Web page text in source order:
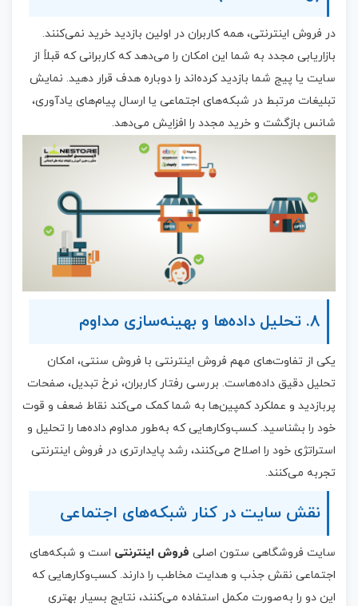
در فروش اینترنتی، همه کاربران در اولین بازدید خرید نمی‌کنند.
بازاریابی مجدد به شما این امکان را می‌دهد که کاربرانی که قبلاً از
سایت یا پیج شما بازدید کرده‌اند را دوباره هدف قرار دهید. نمایش
تبلیغات مرتبط در شبکه‌های اجتماعی یا ارسال پیام‌های یادآوری،
شانس بازگشت و خرید مجدد را افزایش می‌دهد.
8. تحلیل داده‌ها و بهینه‌سازی مداوم
یکی از تفاوت‌های مهم فروش اینترنتی با فروش سنتی، امکان
تحلیل دقیق داده‌هاست. بررسی رفتار کاربران، نرخ تبدیل، صفحات
پربازدید و عملکرد کمپین‌ها به شما کمک می‌کند نقاط ضعف و قوت
خود را بشناسید. کسب‌وکارهایی که به‌طور مداوم داده‌ها را تحلیل و
استراتژی خود را اصلاح می‌کنند، رشد پایدار‌تری در فروش اینترنتی
تجربه می‌کنند.
نقش سایت در کنار شبکه‌های اجتماعی
سایت فروشگاهی ستون اصلی فروش اینترنتی است و شبکه‌های
اجتماعی نقش جذب و هدایت مخاطب را دارند. کسب‌وکارهایی که
این دو را به‌صورت مکمل استفاده می‌کنند، نتایج بسیار بهتری